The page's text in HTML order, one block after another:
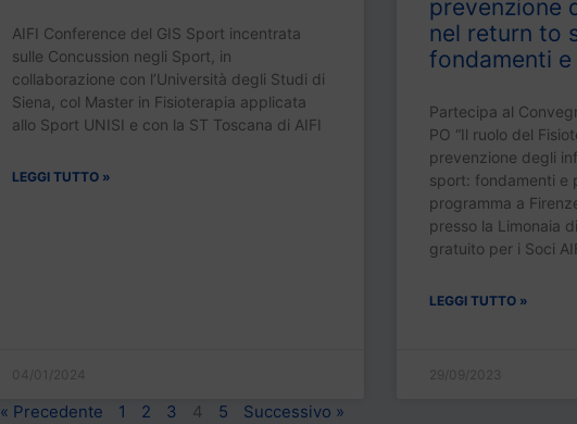
AIFI Conference del GIS Sport incentrata
sulle Concussion negli Sport, in
collaborazione con l’Università degli Studi di
Siena, col Master in Fisioterapia applicata
allo Sport UNISI e con la ST Toscana di AIFI
LEGGI TUTTO »
04/01/2024
prevenzione
nel return to
fondamenti
Partecipa al
PO “Il ruolo del
prevenzione degli
sport: fondamenti e
programma a
presso la Limonaia
gratuito per i Soci
LEGGI TUTTO »
29/09/2023
« Precedente 1 2 3 4 5 Successivo »